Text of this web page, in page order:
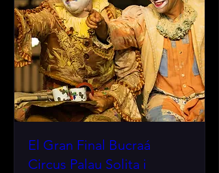
El Gran Final Bucraá
Circus Palau Solita i